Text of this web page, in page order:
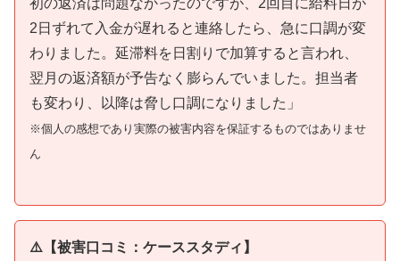
2日ずれて入金が遅れると連絡したら、急に口調が変
わりました。延滞料を日割りで加算すると言われ、
翌月の返済額が予告なく膨らんでいました。担当者
も変わり、以降は脅し口調になりました」
※個人の感想であり実際の被害内容を保証するものではありませ
ん
⚠️【被害口コミ：ケーススタディ】